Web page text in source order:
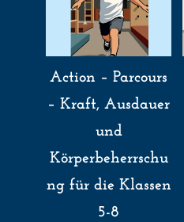
Action – Parcours
– Kraft, Ausdauer
und
Körperbeherrschu
ng für die Klassen
5-8